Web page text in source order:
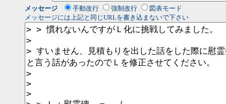
メッセージ
手動改行 強制改行
図表モード
メッセージには上記と同じURLを書き込まないで下さい